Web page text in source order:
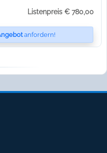
Listenpreis € 780,00
anfordern!